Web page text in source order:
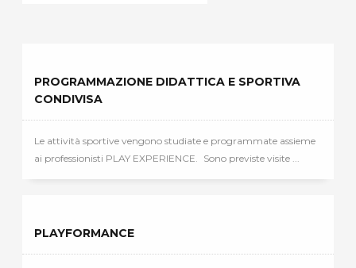
PROGRAMMAZIONE DIDATTICA E SPORTIVA
CONDIVISA
Le attività sportive vengono studiate e programmate assieme
ai professionisti PLAY EXPERIENCE. Sono previste visite ...
PLAYFORMANCE